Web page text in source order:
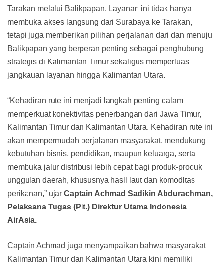
Tarakan melalui Balikpapan. Layanan ini tidak hanya
membuka akses langsung dari Surabaya ke Tarakan,
tetapi juga memberikan pilihan perjalanan dari dan menuju
Balikpapan yang berperan penting sebagai penghubung
strategis di Kalimantan Timur sekaligus memperluas
jangkauan layanan hingga Kalimantan Utara.
“Kehadiran rute ini menjadi langkah penting dalam
memperkuat konektivitas penerbangan dari Jawa Timur,
Kalimantan Timur dan Kalimantan Utara. Kehadiran rute ini
akan mempermudah perjalanan masyarakat, mendukung
kebutuhan bisnis, pendidikan, maupun keluarga, serta
membuka jalur distribusi lebih cepat bagi produk-produk
unggulan daerah, khususnya hasil laut dan komoditas
perikanan,” ujar Captain Achmad Sadikin Abdurachman,
Pelaksana Tugas (Plt.) Direktur Utama Indonesia
AirAsia.
Captain Achmad juga menyampaikan bahwa masyarakat
Kalimantan Timur dan Kalimantan Utara kini memiliki